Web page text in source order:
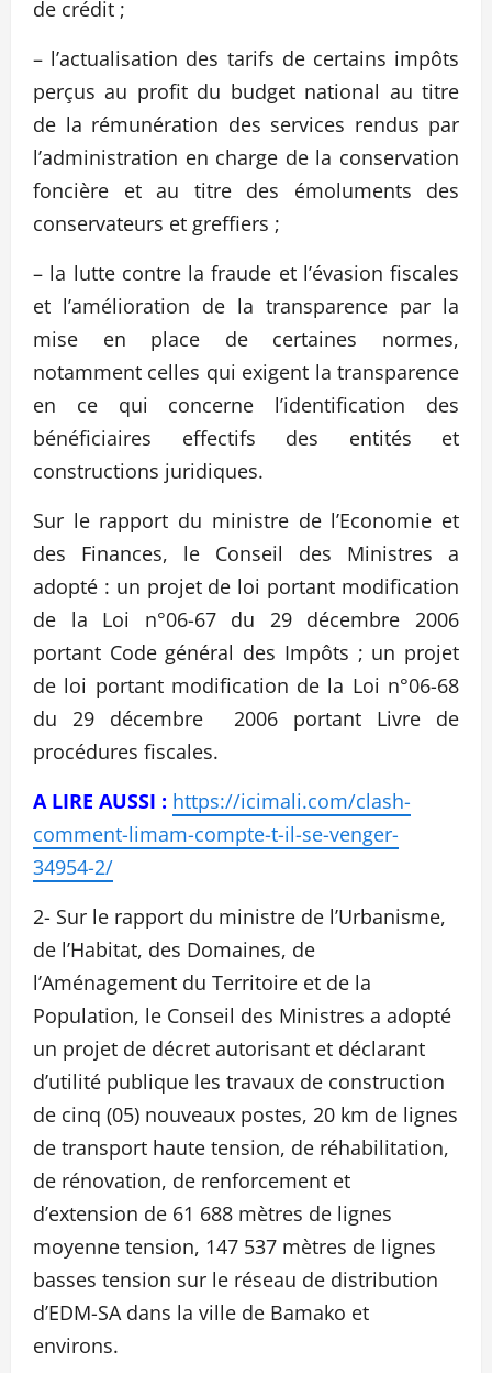
de crédit ;
– l’actualisation des tarifs de certains impôts
perçus au profit du budget national au titre
de la rémunération des services rendus par
l’administration en charge de la conservation
foncière et au titre des émoluments des
conservateurs et greffiers ;
– la lutte contre la fraude et l’évasion fiscales
et l’amélioration de la transparence par la
mise en place de certaines normes,
notamment celles qui exigent la transparence
en ce qui concerne l’identification des
bénéficiaires effectifs des entités et
constructions juridiques.
Sur le rapport du ministre de l’Economie et
des Finances, le Conseil des Ministres a
adopté : un projet de loi portant modification
de la Loi n°06-67 du 29 décembre 2006
portant Code général des Impôts ; un projet
de loi portant modification de la Loi n°06-68
du 29 décembre 2006 portant Livre de
procédures fiscales.
A LIRE AUSSI : https://icimali.com/clash-
comment-limam-compte-t-il-se-venger-
34954-2/
2- Sur le rapport du ministre de l’Urbanisme,
de l’Habitat, des Domaines, de
l’Aménagement du Territoire et de la
Population, le Conseil des Ministres a adopté
un projet de décret autorisant et déclarant
d’utilité publique les travaux de construction
de cinq (05) nouveaux postes, 20 km de lignes
de transport haute tension, de réhabilitation,
de rénovation, de renforcement et
d’extension de 61 688 mètres de lignes
moyenne tension, 147 537 mètres de lignes
basses tension sur le réseau de distribution
d’EDM-SA dans la ville de Bamako et
environs.